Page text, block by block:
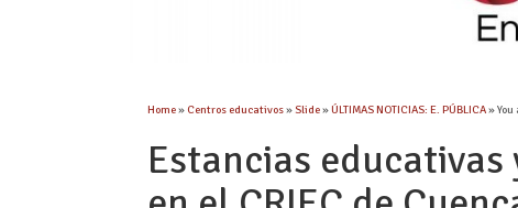
Home» Centros educativos»Slide»ÚLTIMAS NOTICIAS: E. PÚBLICA»
Estancias